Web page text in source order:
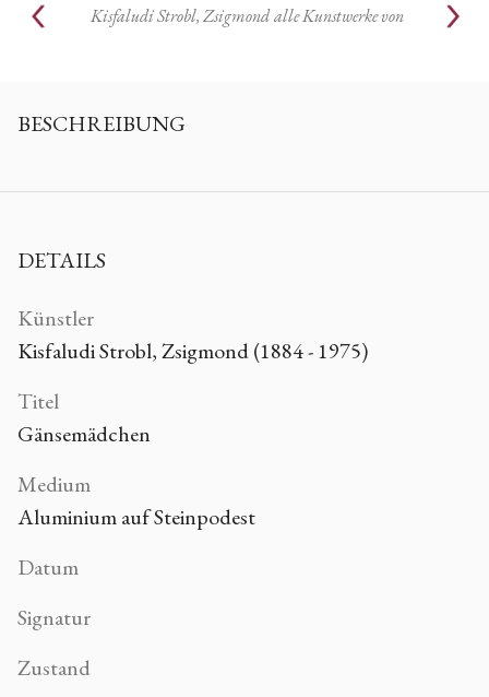
Kisfaludi Strobl, Zsigmond alle Kunstwerke von
BESCHREIBUNG
DETAILS
Künstler
Kisfaludi Strobl, Zsigmond (1884 - 1975)
Titel
Gänsemädchen
Medium
Aluminium auf Steinpodest
Datum
Signatur
Zustand